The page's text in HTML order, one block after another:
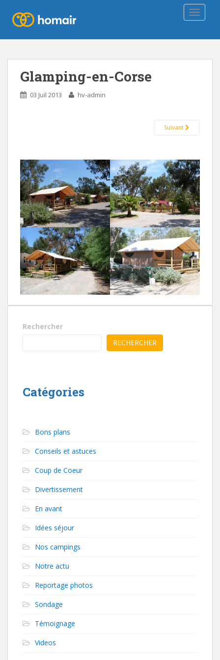
Glamping-en-Corse
03 Juil 2013 hv-admin
Suivant
Rechercher
RECHERCHER
Catégories
Bons plans
Conseils et astuces
Coup de Coeur
Divertissement
En avant
Idées séjour
Nos campings
Notre actu
Reportage photos
Sondage
Témoignage
Videos